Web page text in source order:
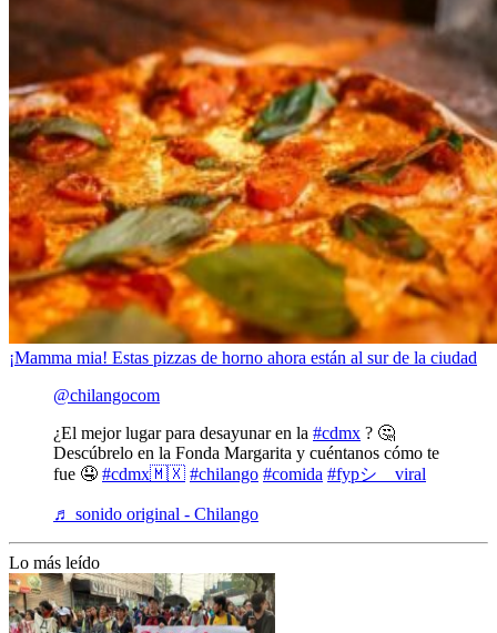
¡Mamma mia! Estas pizzas de horno ahora están al sur de la ciudad
@chilangocom
¿El mejor lugar para desayunar en la #cdmx ? 🤔
Descúbrelo en la Fonda Margarita y cuéntanos cómo te
fue 🤤 #cdmx🇲🇽 #chilango #comida #fypシ゚viral
♬ sonido original - Chilango
Lo más leído